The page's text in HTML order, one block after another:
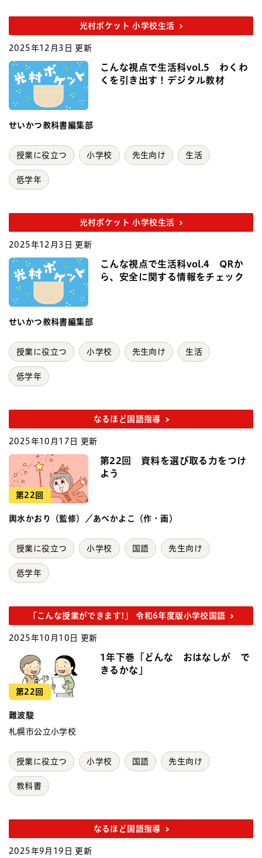
光村ポケット 小学校生活
2025年12月3日 更新
こんな視点で生活科vol.5 わくわ
くを引き出す！デジタル教材
せいかつ教科書編集部
授業に役立つ 小学校 先生向け 生活
低学年
光村ポケット 小学校生活
2025年12月3日 更新
こんな視点で生活科vol.4 QRか
ら、安全に関する情報をチェック
せいかつ教科書編集部
授業に役立つ 小学校 先生向け 生活
低学年
なるほど国語指導
2025年10月17日 更新
第22回
第22回 資料を選び取る力をつけ
よう
輿水かおり（監修）／あべかよこ（作・画）
授業に役立つ 小学校 国語 先生向け
低学年
「こんな授業ができます!」 令和6年度版小学校国語
2025年10月10日 更新
第22回
1年下巻「どんな おはなしが で
きるかな」
難波駿
札幌市公立小学校
授業に役立つ 小学校 国語 先生向け
教科書
なるほど国語指導
2025年9月19日 更新